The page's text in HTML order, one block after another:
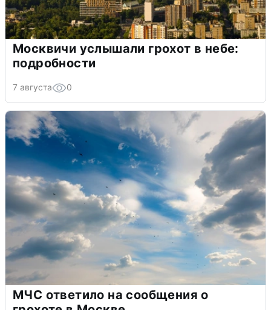
Москвичи услышали грохот в небе:
подробности
7 августа 0
МЧС ответило на сообщения о